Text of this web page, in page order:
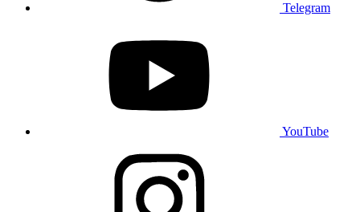
Telegram
YouTube